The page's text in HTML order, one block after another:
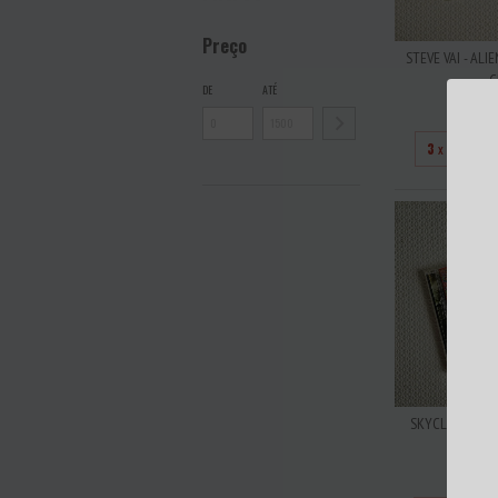
Preço
DE ATÉ
STEVE VAI -
3 x de
SKYCLAD -